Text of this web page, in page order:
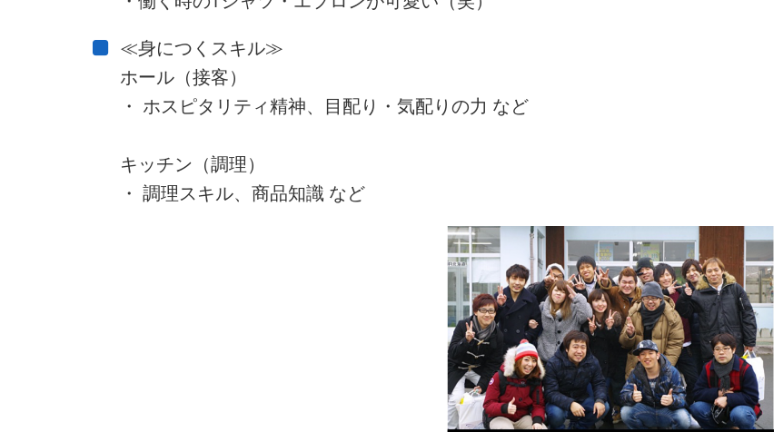
≪身につくスキル≫
ホール（接客）
・ ホスピタリティ精神、目配り・気配りの力 など
キッチン（調理）
・ 調理スキル、商品知識 など